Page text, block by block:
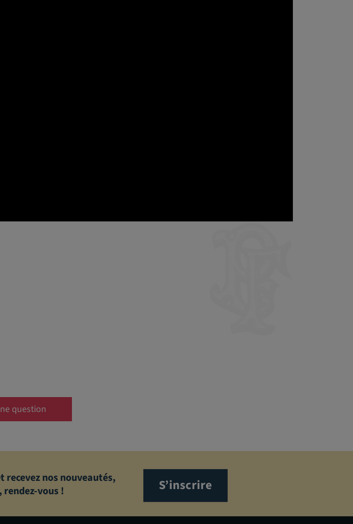
question
recevez nos nouveautés,
vous !
S’inscrire